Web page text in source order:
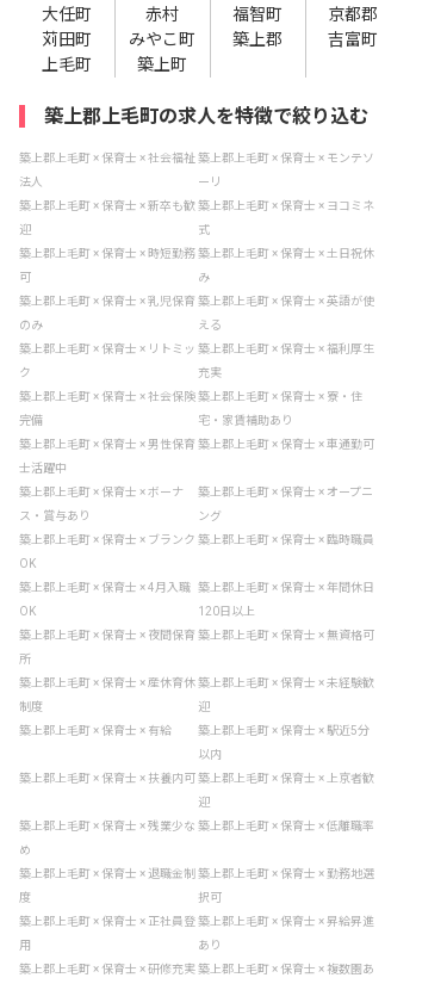
大任町
赤村 福智町
京都郡
苅田町
みやこ町 築上郡
吉富町
上毛町
築上町
築上郡上毛町の求人を特徴で絞り込む
築上郡上毛町 × 保育士 × 社会福祉
法人
築上郡上毛町 × 保育士 × モンテソ
ーリ
築上郡上毛町 × 保育士 × 新卒も歓
迎
築上郡上毛町 × 保育士 × ヨコミネ
式
築上郡上毛町 × 保育士 × 時短勤務
可
築上郡上毛町 × 保育士 × 土日祝休
み
築上郡上毛町 × 保育士 × 乳児保育
のみ
築上郡上毛町 × 保育士 × 英語が使
える
築上郡上毛町 × 保育士 × リトミッ
ク
築上郡上毛町 × 保育士 × 福利厚生
充実
築上郡上毛町 × 保育士 × 社会保険
完備
築上郡上毛町 × 保育士 × 寮・住
宅・家賃補助あり
築上郡上毛町 × 保育士 × 男性保育
士活躍中
築上郡上毛町 × 保育士 × 車通勤可
築上郡上毛町 × 保育士 × ボーナ
ス・賞与あり
築上郡上毛町 × 保育士 × オープニ
ング
築上郡上毛町 × 保育士 × ブランク
OK
築上郡上毛町 × 保育士 × 臨時職員
築上郡上毛町 × 保育士 × 4月入職
OK
築上郡上毛町 × 保育士 × 年間休日
120日以上
築上郡上毛町 × 保育士 × 夜間保育
所
築上郡上毛町 × 保育士 × 無資格可
築上郡上毛町 × 保育士 × 産休育休
制度
築上郡上毛町 × 保育士 × 未経験歓
迎
築上郡上毛町 × 保育士 × 有給
築上郡上毛町 × 保育士 × 駅近5分
以内
築上郡上毛町 × 保育士 × 扶養内可築上郡上毛町 × 保育士 × 上京者歓
迎
築上郡上毛町 × 保育士 × 残業少な
め
築上郡上毛町 × 保育士 × 低離職率
築上郡上毛町 × 保育士 × 退職金制
度
築上郡上毛町 × 保育士 × 勤務地選
択可
築上郡上毛町 × 保育士 × 正社員登
用
築上郡上毛町 × 保育士 × 昇給昇進
あり
築上郡上毛町 × 保育士 × 研修充実築上郡上毛町 × 保育士 × 複数園あ